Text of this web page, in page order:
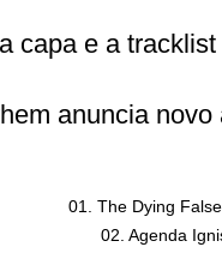
capa e a
01. The Dying
02. Agenda